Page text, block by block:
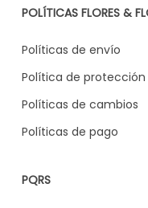
POLÍTICAS FLORES &
Políticas de envío
Política de
Políticas de cambios
Políticas de pago
PQRS